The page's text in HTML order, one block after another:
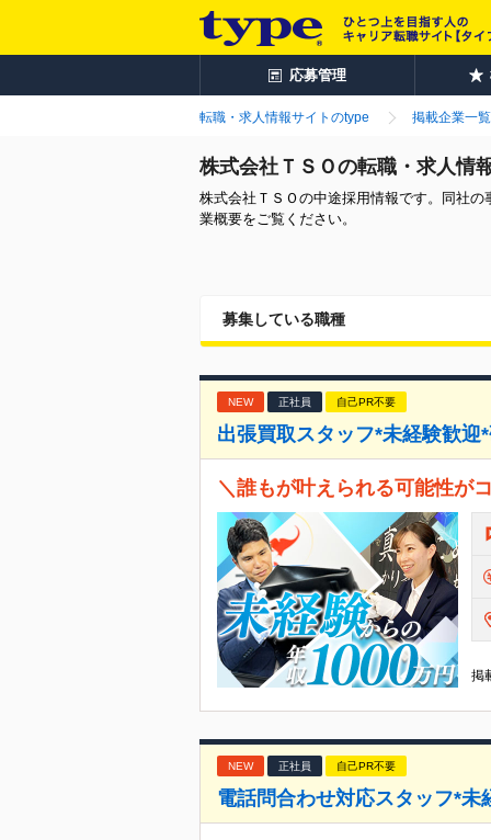
応募管理
転職・求人情報サイトのtype 掲載企業一覧
株式会社ＴＳＯの転職・求人情
株式会社ＴＳＯの中途採用情報です。同社
業概要をご覧ください。
募集している職種
NEW 正社員 自己PR不要
出張買取スタッフ*未経験歓
＼誰もが叶えられる可能性が
掲
NEW 正社員 自己PR不要
電話問合わせ対応スタッフ*